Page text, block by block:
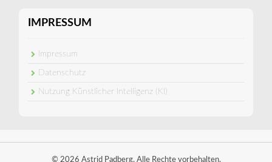
IMPRESSUM
Impressum
Datenschutz
Nutzung Künstlicher Intelligenz (KI)
© 2026 Astrid Padberg. Alle Rechte vorbehalten.